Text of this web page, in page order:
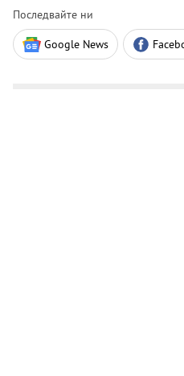
Последвайте ни
Google News